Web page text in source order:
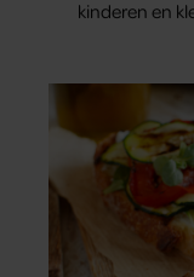
kinderen en